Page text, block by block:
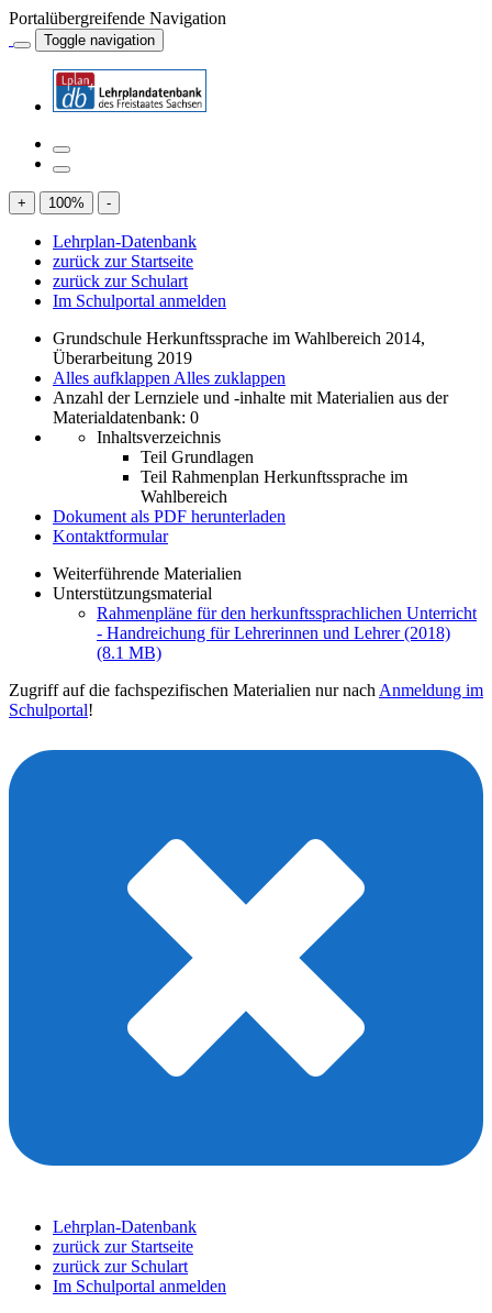
Portalübergreifende Navigation
Toggle navigation
+ 100% -
Lehrplan-Datenbank
zurück zur Startseite
zurück zur Schulart
Im Schulportal anmelden
Grundschule Herkunftssprache im Wahlbereich 2014,
Überarbeitung 2019
Alles aufklappen Alles zuklappen
Anzahl der Lernziele und -inhalte mit Materialien aus der
Materialdatenbank: 0
Inhaltsverzeichnis
Teil Grundlagen
Teil Rahmenplan Herkunftssprache im
Wahlbereich
Dokument als PDF herunterladen
Kontaktformular
Weiterführende Materialien
Unterstützungsmaterial
Rahmenpläne für den herkunftssprachlichen Unterricht
- Handreichung für Lehrerinnen und Lehrer (2018)
(8.1 MB)
Zugriff auf die fachspezifischen Materialien nur nach Anmeldung im
Schulportal!
Lehrplan-Datenbank
zurück zur Startseite
zurück zur Schulart
Im Schulportal anmelden